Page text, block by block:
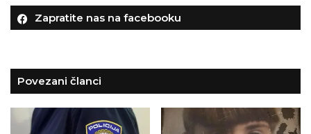
Zapratite nas na facebooku
Povezani članci